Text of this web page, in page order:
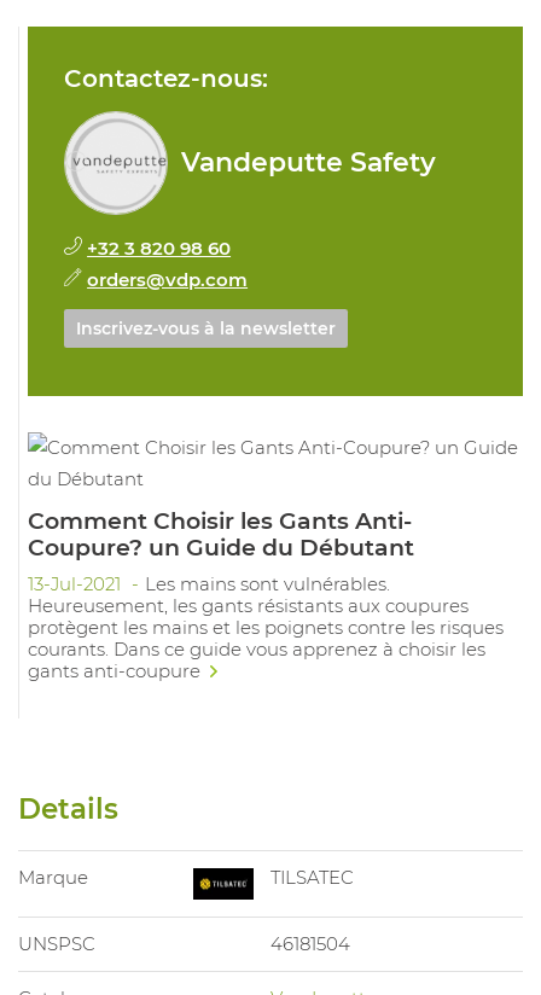
Contactez-nous:
Vandeputte Safety
+32 3 820 98 60
orders@vdp.com
Inscrivez-vous à la newsletter
Comment Choisir les Gants Anti-
Coupure? un Guide du Débutant
13-Jul-2021
Les mains sont vulnérables.
Heureusement, les gants résistants aux coupures
protègent les mains et les poignets contre les risques
courants. Dans ce guide vous apprenez à choisir les
gants anti-coupure
Details
Marque TILSATEC
UNSPSC 46181504